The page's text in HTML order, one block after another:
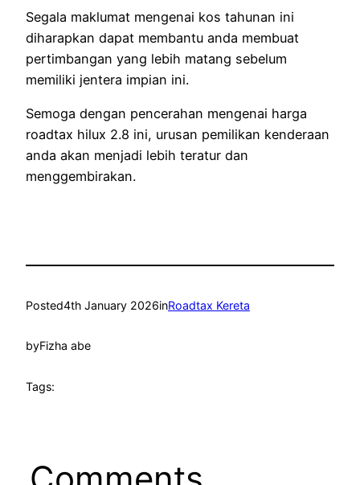
Segala maklumat mengenai kos tahunan ini
diharapkan dapat membantu anda membuat
pertimbangan yang lebih matang sebelum
memiliki jentera impian ini.
Semoga dengan pencerahan mengenai harga
roadtax hilux 2.8 ini, urusan pemilikan kenderaan
anda akan menjadi lebih teratur dan
menggembirakan.
Posted4th January 2026inRoadtax Kereta
byFizha abe
Tags: